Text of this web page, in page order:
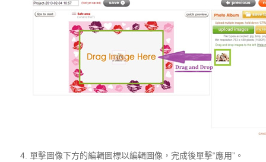
單擊圖像下方的編輯圖標以編輯圖像，完成後單擊“應用”。